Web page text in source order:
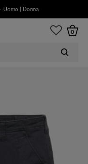
Uomo Donna
0